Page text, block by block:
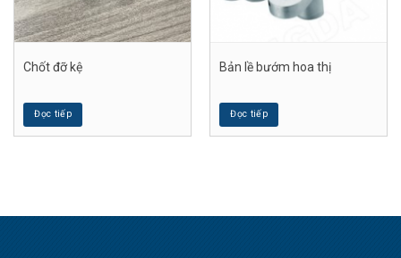
Chốt đỡ kệ
Đọc tiếp
Bản lề bướm hoa thị
Đọc tiếp